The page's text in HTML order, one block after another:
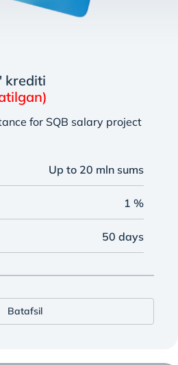
krediti
for SQB salary project
Up to 20 mln sums
1 %
50 days
Batafsil